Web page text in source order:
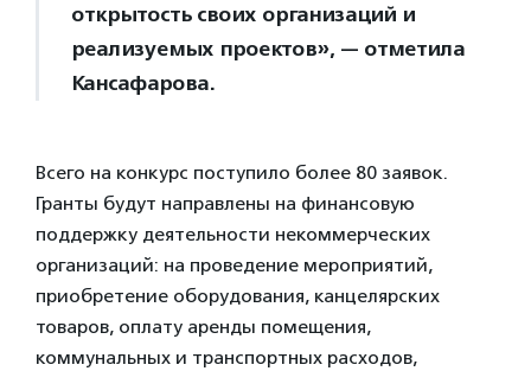
открытость своих организаций и
реализуемых проектов», — отметила
Кансафарова.
Всего на конкурс поступило более 80 заявок.
Гранты будут направлены на финансовую
поддержку деятельности некоммерческих
организаций: на проведение мероприятий,
приобретение оборудования, канцелярских
товаров, оплату аренды помещения,
коммунальных и транспортных расходов,